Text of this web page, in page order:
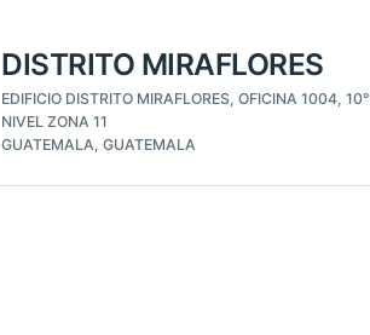
DISTRITO MIRAFLORES
EDIFICIO DISTRITO MIRAFLORES, OFICINA 1004, 10°
NIVEL ZONA 11
GUATEMALA, GUATEMALA